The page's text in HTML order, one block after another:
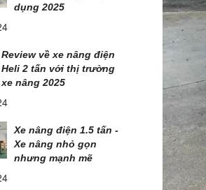
dụng 2025
Review về xe nâng điện
Heli 2 tấn với thị trường
xe nâng 2025
Xe nâng điện 1.5 tấn -
Xe nâng nhỏ gọn
nhưng mạnh mẽ